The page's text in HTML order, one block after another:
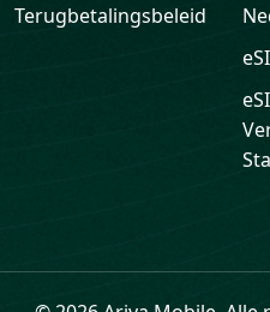
Terugbetalingsbeleid